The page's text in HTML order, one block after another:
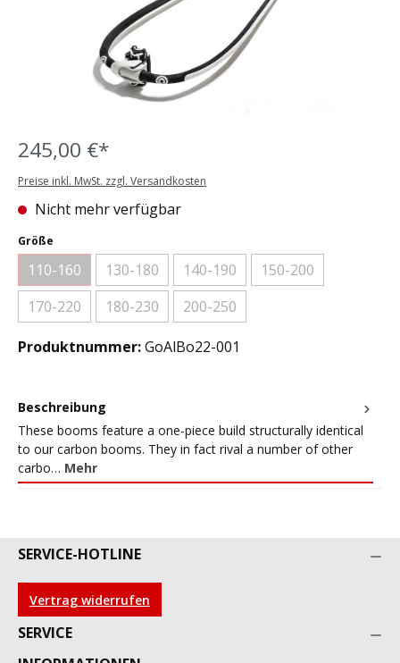
245,00 €*
Preise inkl. MwSt. zzgl. Versandkosten
Nicht mehr verfügbar
Größe
110-160(Diese Option ist zurzeit nicht verfügbar.)
130-180(Diese Option ist zurzeit nicht verfügbar.)
140-190(Diese Option ist zurzeit nicht
150-200(Diese Option ist
170-220(Diese Option ist zurzeit nicht verfügbar.)
180-230(Diese Option ist zurzeit nicht verfügbar.)
200-250(Diese Option ist zurzeit nicht
Produktnummer:GoAlBo22-001
Beschreibung
These booms feature a one-piece build structurally identical
to our carbon booms. They in fact rival a number of other
carbo… Mehr
SERVICE-HOTLINE
Vertrag widerrufen
SERVICE